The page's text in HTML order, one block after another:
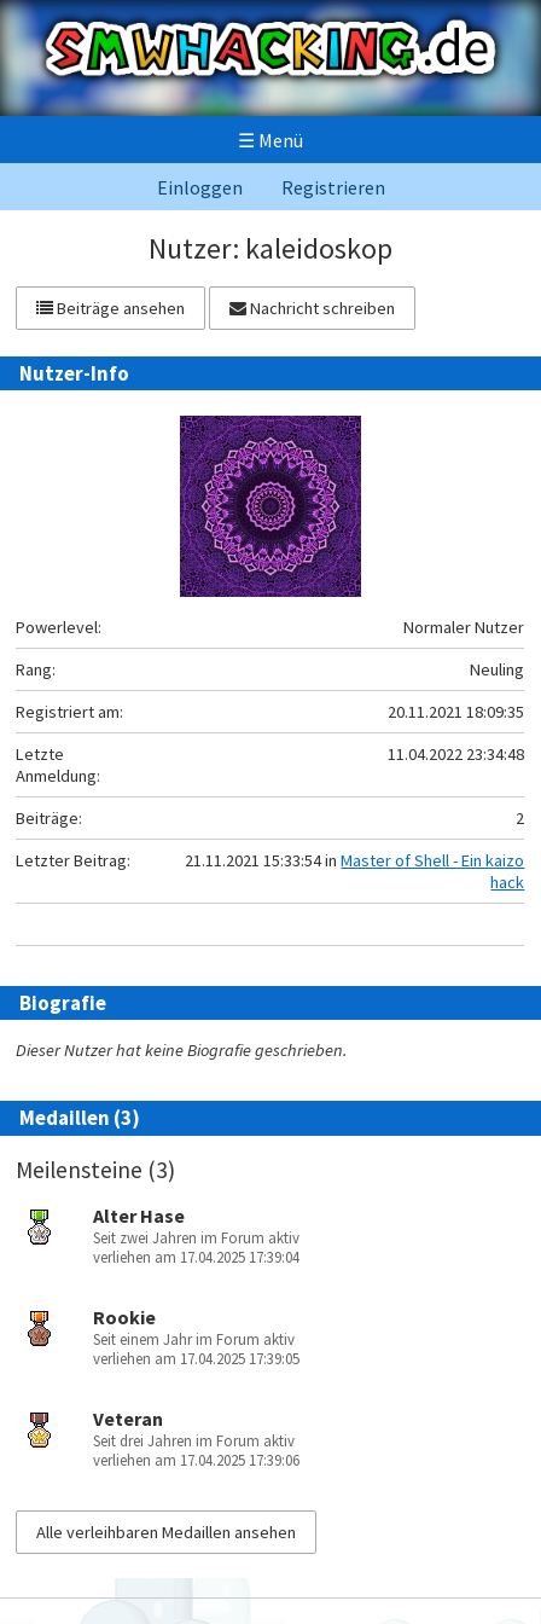
☰ Menü
Einloggen
Registrieren
Nutzer: kaleidoskop
Beiträge ansehen Nachricht schreiben
Nutzer-Info
Powerlevel:
Normaler Nutzer
Rang:
Neuling
Registriert am:
20.11.2021 18:09:35
Letzte
Anmeldung:
11.04.2022 23:34:48
Beiträge:
2
Letzter Beitrag:
21.11.2021 15:33:54 inMaster of Shell - Ein kaizo
hack
Biografie
Dieser Nutzer hat keine Biografie geschrieben.
Medaillen (3)
Meilensteine (3)
Alter Hase
Seit zwei Jahren im Forum aktiv
verliehen am 17.04.2025 17:39:04
Rookie
Seit einem Jahr im Forum aktiv
verliehen am 17.04.2025 17:39:05
Veteran
Seit drei Jahren im Forum aktiv
verliehen am 17.04.2025 17:39:06
Alle verleihbaren Medaillen ansehen